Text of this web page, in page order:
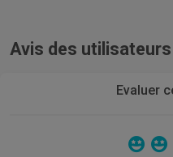
Avis des utilisateurs
Evaluer